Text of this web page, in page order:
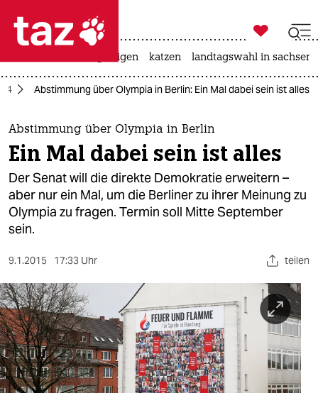
 taz zahl ich
taz zahl ich
themen
politik
öko
gesellschaft
kultur
sport
berlin
nord
wahrheit

taz zahl ich
bergsteigen katzen landtagswahl in
Abstimmung über Olympia in Berlin: Ein Mal dabei sein ist alles
Abstimmung über Olympia in Berlin
Ein Mal dabei sein ist alles
Der Senat will die direkte Demokratie erweitern –
aber nur ein Mal, um die Berliner zu ihrer Meinung zu
Olympia zu fragen. Termin soll Mitte September
sein.
9.1.2015 17:33 Uhr teilen